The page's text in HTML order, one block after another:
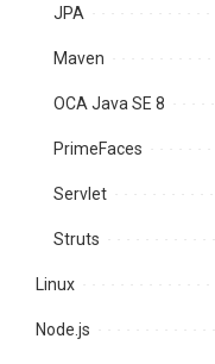
JPA
Maven
OCA Java SE 8
PrimeFaces
Servlet
Struts
Linux
Node.js